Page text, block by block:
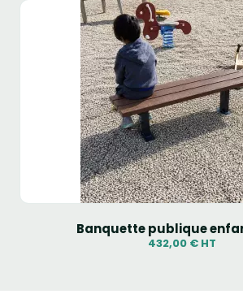
Banquette publique
432,00 € HT